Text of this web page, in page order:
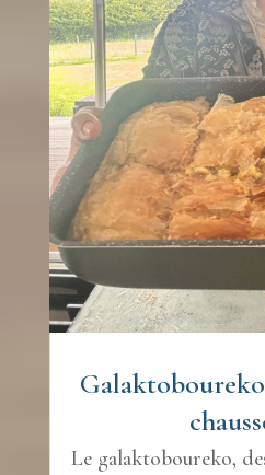
Le galaktoboureko,